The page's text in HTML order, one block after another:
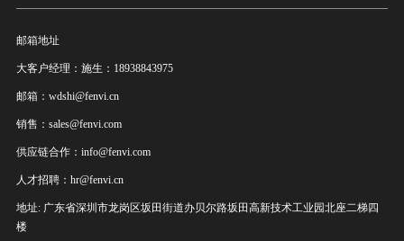
邮箱地址
大客户经理：施生：18938843975
邮箱：wdshi@fenvi.cn
销售：sales@fenvi.com
供应链合作：info@fenvi.com
人才招聘：hr@fenvi.cn
地址: 广东省深圳市龙岗区坂田街道办贝尔路坂田高新技术工业园北座二梯四
楼